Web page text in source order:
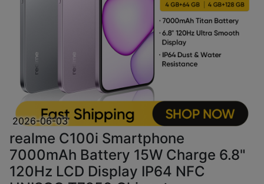
2026-06-03
realme C100i Smartphone
7000mAh Battery 15W Charge 6.8"
120Hz LCD Display IP64 NFC